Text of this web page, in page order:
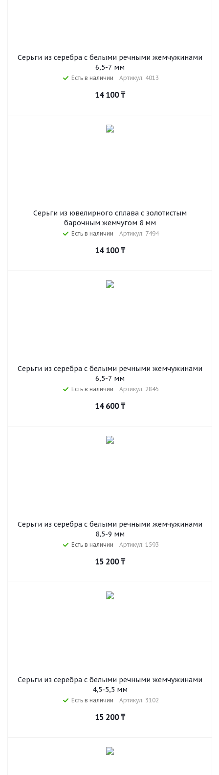
Серьги из серебра c белыми речными жемчужинами
6,5-7 мм
Есть в наличии Артикул: 4013
14 100₸
Серьги из ювелирного сплава с золотистым
барочным жемчугом 8 мм
Есть в наличии Артикул: 7494
14 100₸
Серьги из серебра с белыми речными жемчужинами
6,5-7 мм
Есть в наличии Артикул: 2845
14 600₸
Серьги из серебра с белыми речными жемчужинами
8,5-9 мм
Есть в наличии Артикул: 1593
15 200₸
Серьги из серебра c белыми речными жемчужинами
4,5-5,5 мм
Есть в наличии Артикул: 3102
15 200₸